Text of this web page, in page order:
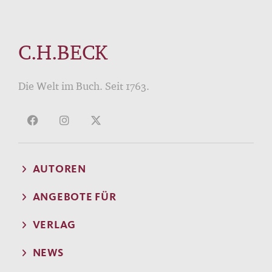
C.H.BECK
Die Welt im Buch. Seit 1763.
AUTOREN
ANGEBOTE FÜR
VERLAG
NEWS